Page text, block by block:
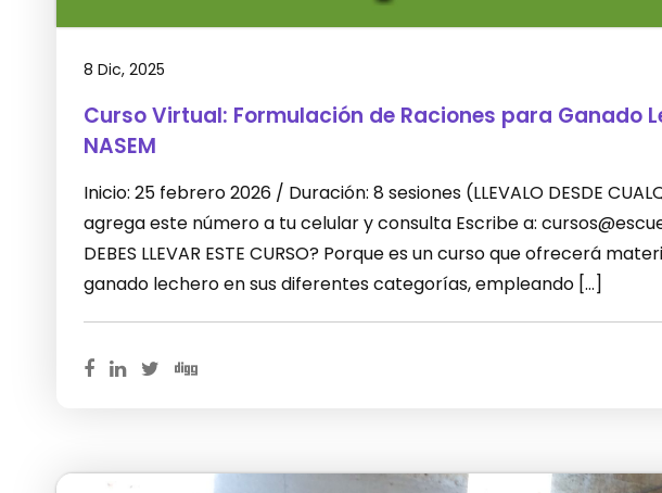
8 Dic, 2025
Curso Virtual: Formulación de Raciones para Ganado
NASEM
Inicio: 25 febrero 2026 / Duración: 8 sesiones (LLEVALO DESDE
agrega este número a tu celular y consulta Escribe a:
DEBES LLEVAR ESTE CURSO? Porque es un curso que ofrecerá
ganado lechero en sus diferentes categorías, empleando […]